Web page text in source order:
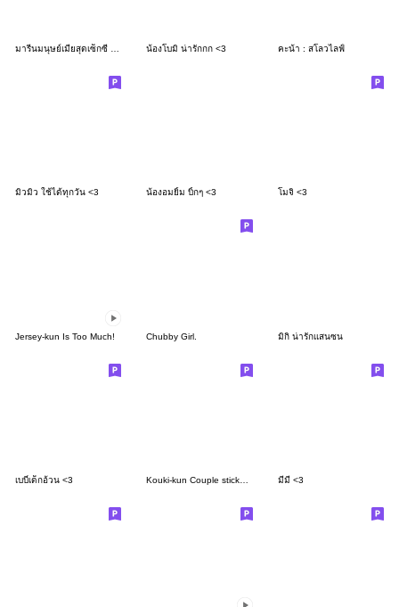
น้องโบมิ น่ารักกก <3 คะน้า : สโลวไลฟ์
มิวมิว ใช้ได้ทุกวัน <3 น้องอมยิ้ม บิ้กๆ <3 โมจิ <3
Jersey-kun Is Too Much! Chubby Girl. มิกิ น่ารักเเสนซน
เบบี๋เด็กอ้วน <3 มีมี่ <3